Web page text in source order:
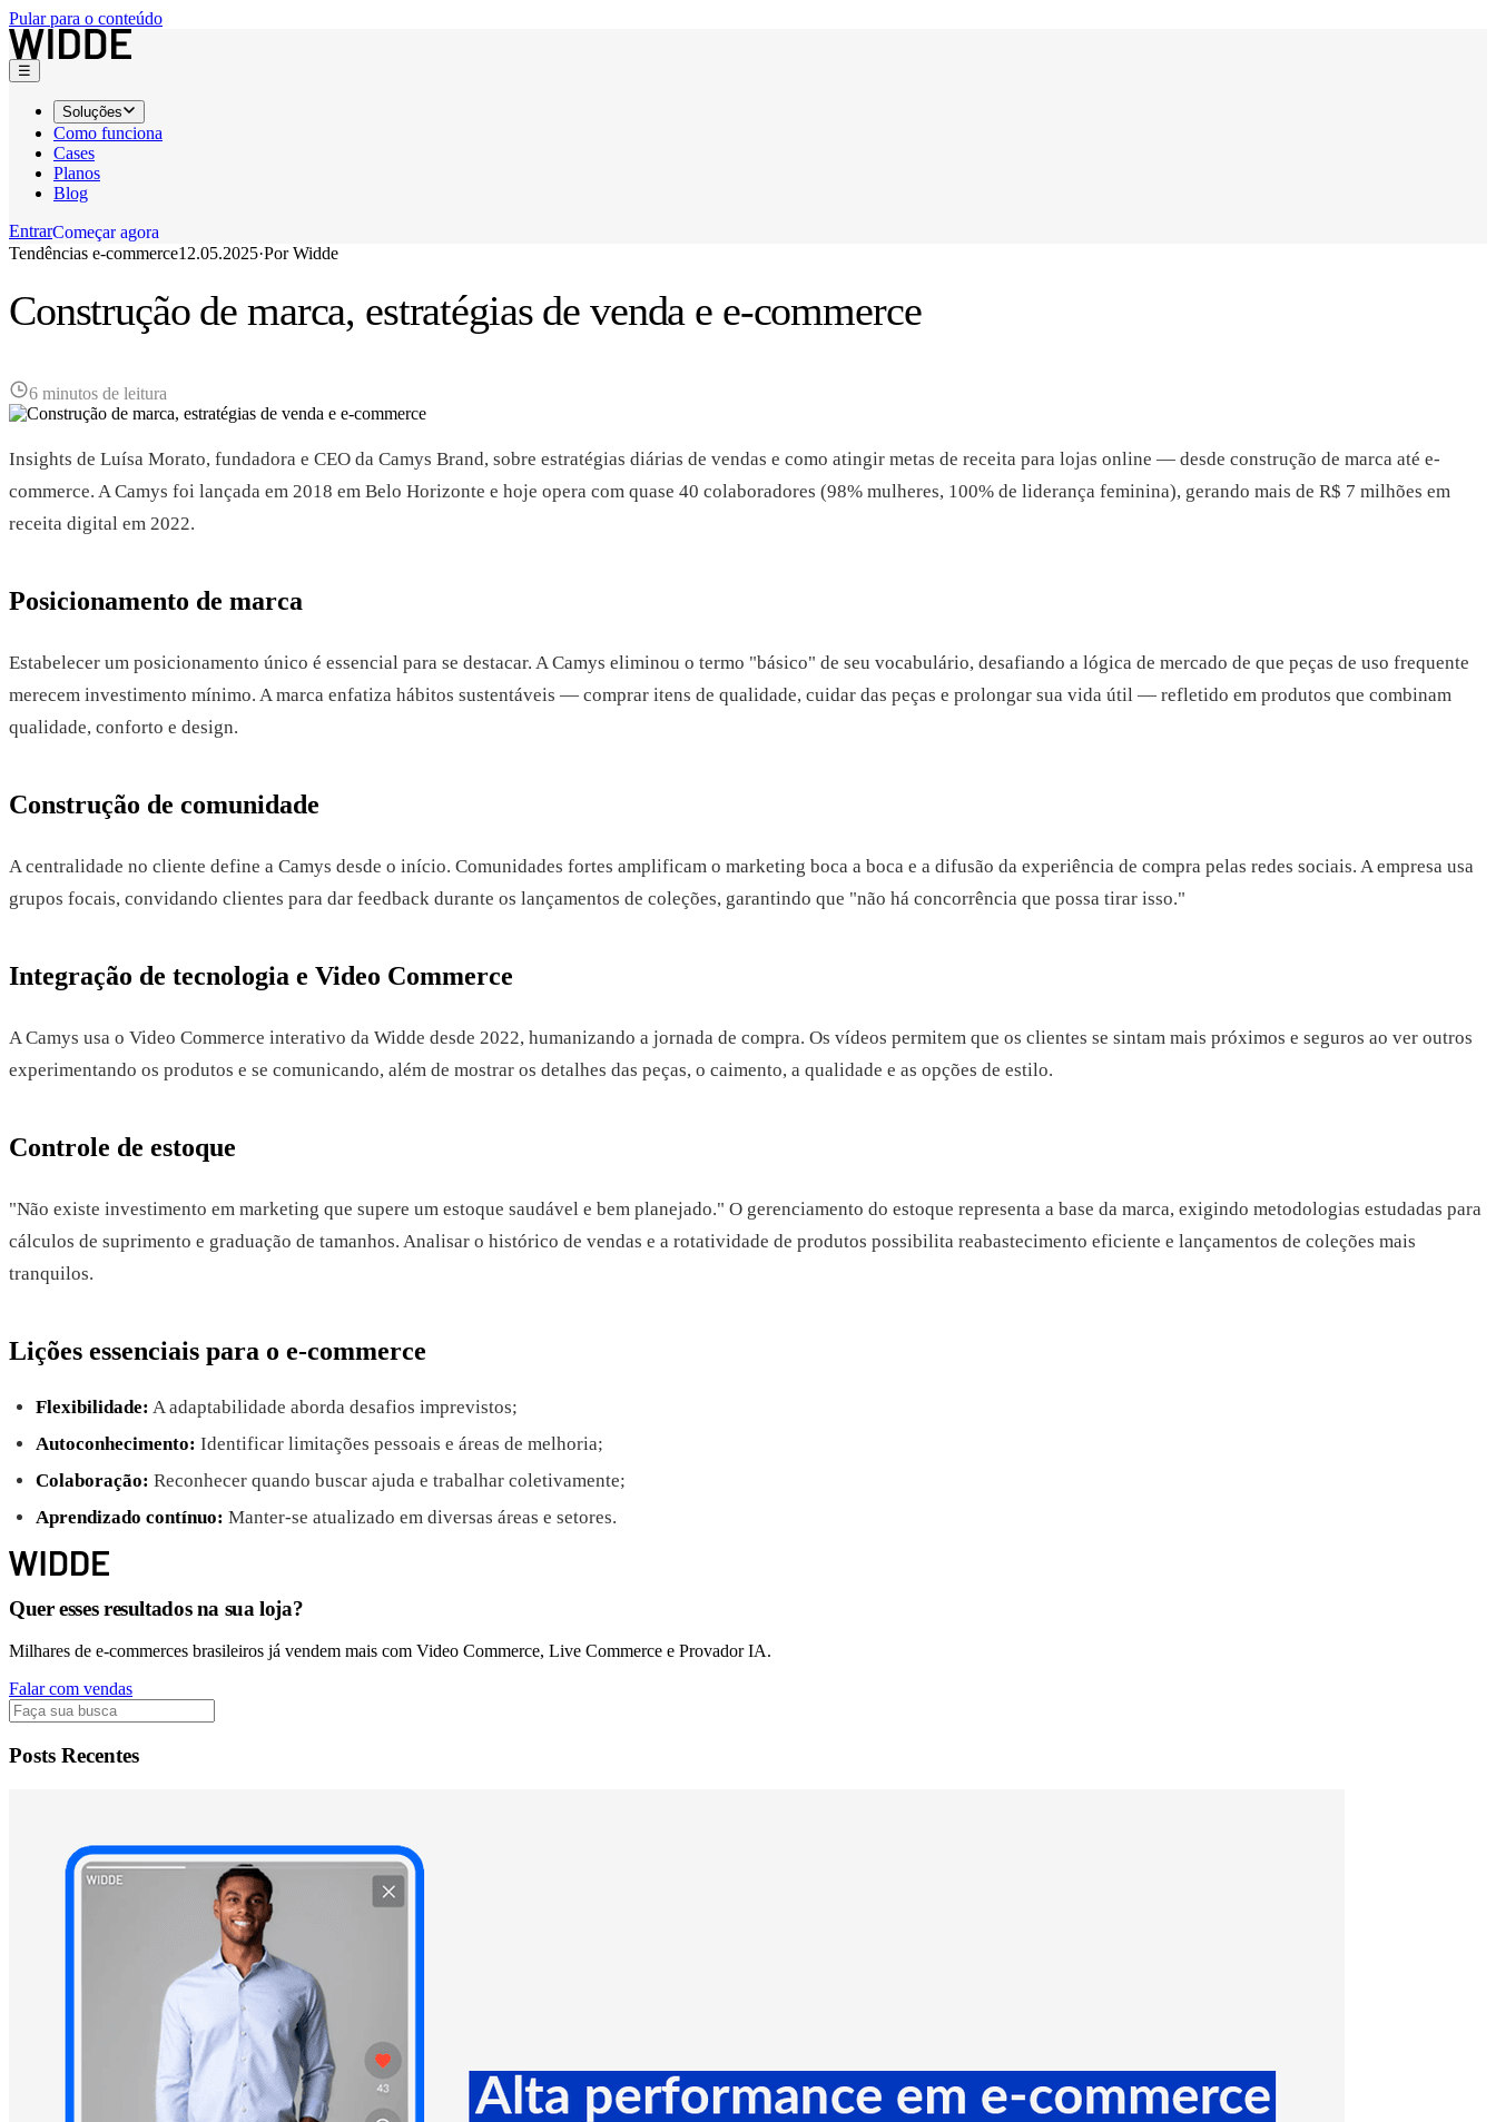
Pular para o conteúdo
☰
Soluções
Como funciona
Cases
Planos
Blog
EntrarC
C
o
o
m
m
e
e
ç
ç
a
a
r
r
a
a
g
g
o
o
r
r
a
a
Tendências e-commerce12.05.2025·PorWidde
Construção de marca, estratégias de venda e e-commerce
6 minutos de leitura
Insights de Luísa Morato, fundadora e CEO da Camys Brand, sobre estratégias diárias de vendas e como atingir metas de receita para lojas online — desde construção de marca até e-
commerce. A Camys foi lançada em 2018 em Belo Horizonte e hoje opera com quase 40 colaboradores (98% mulheres, 100% de liderança feminina), gerando mais de R$ 7 milhões em
receita digital em 2022.
Posicionamento de marca
Estabelecer um posicionamento único é essencial para se destacar. A Camys eliminou o termo "básico" de seu vocabulário, desafiando a lógica de mercado de que peças de uso frequente
merecem investimento mínimo. A marca enfatiza hábitos sustentáveis — comprar itens de qualidade, cuidar das peças e prolongar sua vida útil — refletido em produtos que combinam
qualidade, conforto e design.
Construção de comunidade
A centralidade no cliente define a Camys desde o início. Comunidades fortes amplificam o marketing boca a boca e a difusão da experiência de compra pelas redes sociais. A empresa usa
grupos focais, convidando clientes para dar feedback durante os lançamentos de coleções, garantindo que "não há concorrência que possa tirar isso."
Integração de tecnologia e Video Commerce
A Camys usa o Video Commerce interativo da Widde desde 2022, humanizando a jornada de compra. Os vídeos permitem que os clientes se sintam mais próximos e seguros ao ver outros
experimentando os produtos e se comunicando, além de mostrar os detalhes das peças, o caimento, a qualidade e as opções de estilo.
Controle de estoque
"Não existe investimento em marketing que supere um estoque saudável e bem planejado." O gerenciamento do estoque representa a base da marca, exigindo metodologias estudadas para
cálculos de suprimento e graduação de tamanhos. Analisar o histórico de vendas e a rotatividade de produtos possibilita reabastecimento eficiente e lançamentos de coleções mais
tranquilos.
Lições essenciais para o e-commerce
Flexibilidade: A adaptabilidade aborda desafios imprevistos;
Autoconhecimento: Identificar limitações pessoais e áreas de melhoria;
Colaboração: Reconhecer quando buscar ajuda e trabalhar coletivamente;
Aprendizado contínuo: Manter-se atualizado em diversas áreas e setores.
Quer esses resultados na sua loja?
Milhares de e-commerces brasileiros já vendem mais com Video Commerce, Live Commerce e Provador IA.
Falar com vendas
Posts Recentes